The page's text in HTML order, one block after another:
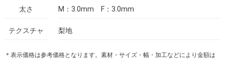
太さ M：3.0mm F：3.0mm
テクスチャ 梨地
＊表示価格は参考価格となります。素材・サイズ・幅・加工などにより金額は